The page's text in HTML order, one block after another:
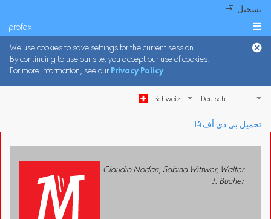
 تسجيل
profax 
We use cookies to save settings for the current session.
By continuing to use our site, you accept our use of cookies.
For more information, see our Privacy Policy.
Schweiz
︎ تحميل بي دي أف
Claudio Nodari, Sabina Wittwer, Walter
J. Bucher